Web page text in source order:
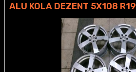
ALU KOLA DEZENT 5X108 R19